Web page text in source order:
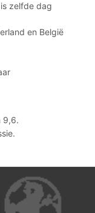
zelfde dag
en België
9,6.